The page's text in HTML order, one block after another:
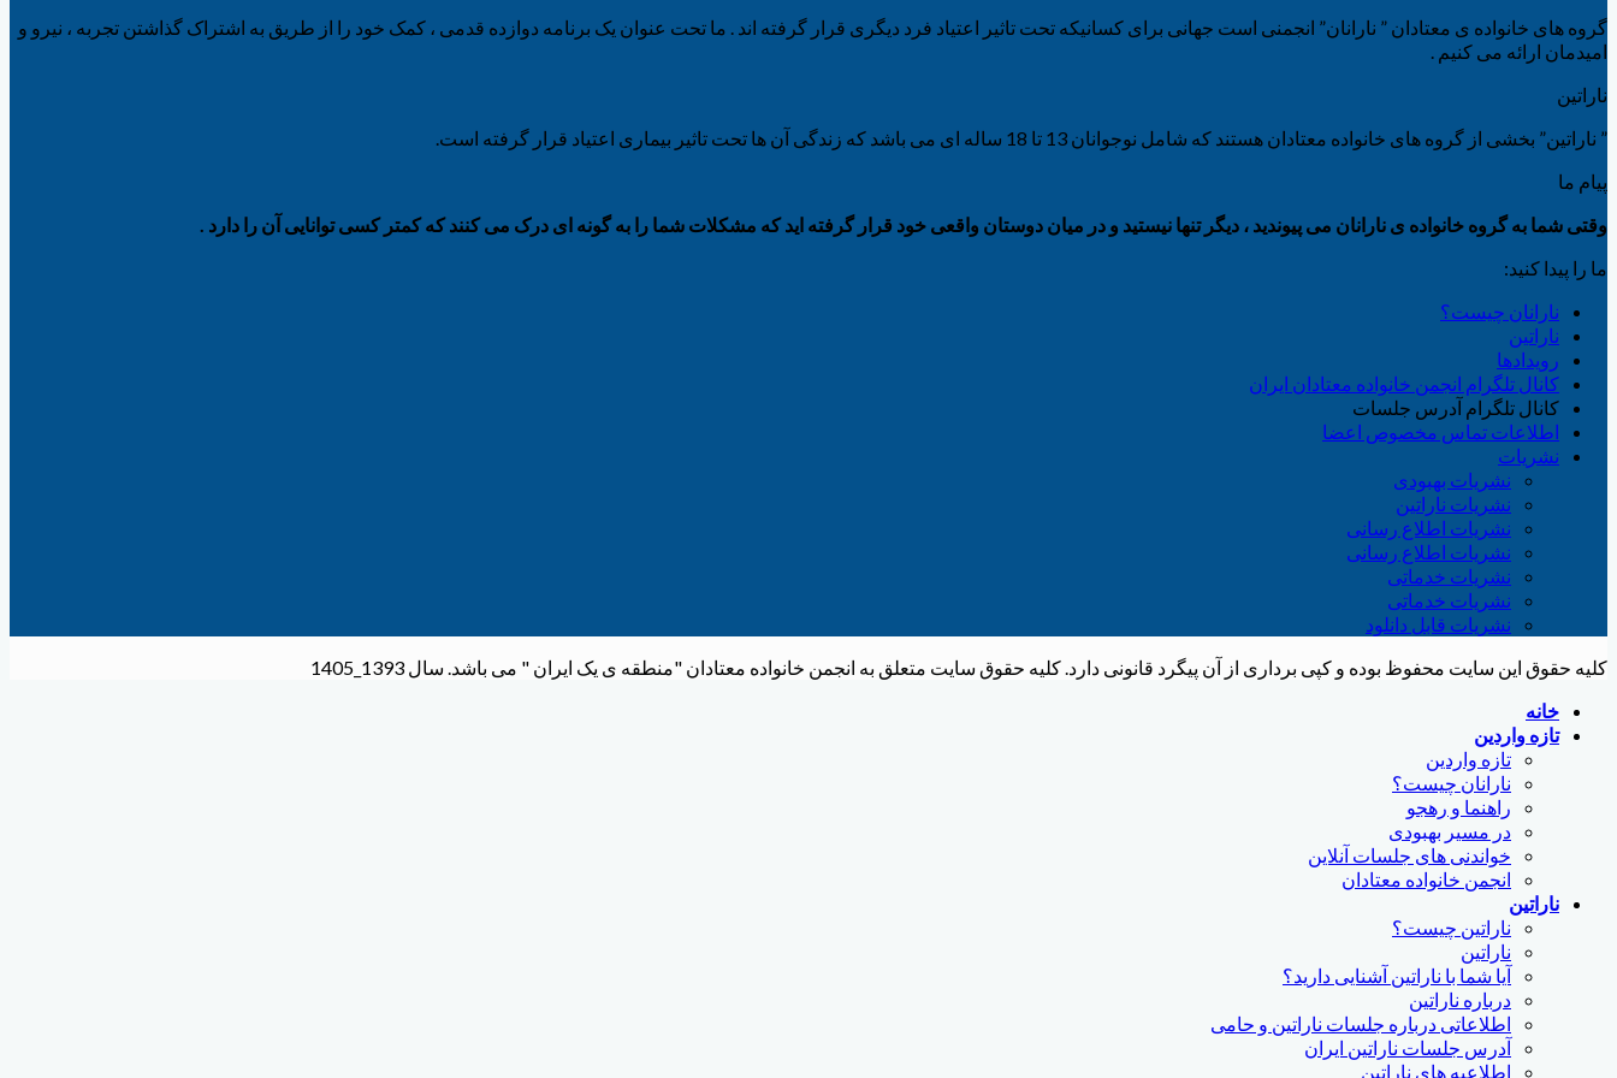
گروه های خانواده ی معتادان ” نارانان” انجمنی است جهانی برای کسانیکه تحت تاثیر اعتیاد فرد دیگری قرار گرفته اند . ما تحت عنوان یک برنامه دوازده قدمی ، کمک خود را از طریق به اشتراک گذاشتن تجربه ، نیرو و
امیدمان ارائه می کنیم .
ناراتین
” ناراتین” بخشی از گروه های خانواده معتادان هستند که شامل نوجوانان 13 تا 18 ساله ای می باشد که زندگی آن ها تحت تاثیر بیماری اعتیاد قرار گرفته است.
پیام ما
وقتی شما به گروه خانواده ی نارانان می پیوندید ، دیگر تنها نیستید و در میان دوستان واقعی خود قرار گرفته اید که مشکلات شما را به گونه ای درک می کنند که کمتر کسی توانایی آن را دارد .
ما را پیدا کنید:
نارانان چیست؟
ناراتین
رویدادها
کانال تلگرام انجمن خانواده معتادان ایران
کانال تلگرام آدرس جلسات
اطلاعات تماس مخصوص اعضا
نشریات
نشریات بهبودی
نشریات ناراتین
نشریات اطلاع رسانی
نشریات اطلاع رسانی
نشریات خدماتی
نشریات خدماتی
نشریات قابل دانلود
کلیه حقوق این سایت محفوظ بوده و کپی برداری از آن پیگرد قانونی دارد. کلیه حقوق سایت متعلق به انجمن خانواده معتادان "منطقه ی یک ایران " می باشد. سال 1393_1405
خانه
تازه واردین
تازه واردین
نارانان چیست؟
راهنما و رهجو
در مسیر بهبودی
خواندنی های جلسات آنلاین
انجمن خانواده معتادان
ناراتین
ناراتین چیست؟
ناراتین
آیا شما با ناراتین آشنایی دارید؟
درباره ناراتین
اطلاعاتی درباره جلسات ناراتین و حامی
آدرس جلسات ناراتین ایران
اطلاعیه های ناراتین